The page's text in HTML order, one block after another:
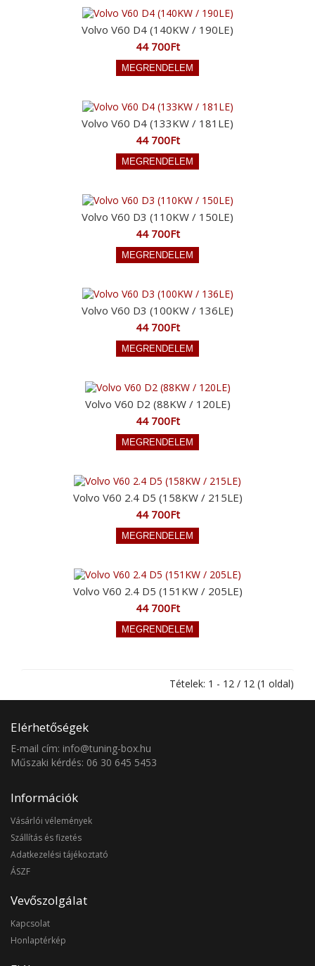
Volvo V60 D4 (140KW / 190LE)
44 700Ft
Volvo V60 D4 (133KW / 181LE)
44 700Ft
Volvo V60 D3 (110KW / 150LE)
44 700Ft
Volvo V60 D3 (100KW / 136LE)
44 700Ft
Volvo V60 D2 (88KW / 120LE)
44 700Ft
Volvo V60 2.4 D5 (158KW / 215LE)
44 700Ft
Volvo V60 2.4 D5 (151KW / 205LE)
44 700Ft
Tételek: 1 - 12 / 12 (1 oldal)
Elérhetőségek
E-mail cím: info@tuning-box.hu
Műszaki kérdés: 06 30 645 5453
Információk
Vásárlói vélemények
Szállítás és fizetés
Adatkezelési tájékoztató
ÁSZF
Vevőszolgálat
Kapcsolat
Honlaptérkép